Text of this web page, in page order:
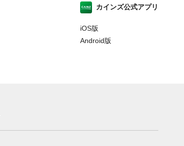
カインズ公式アプリ
iOS版
Android版